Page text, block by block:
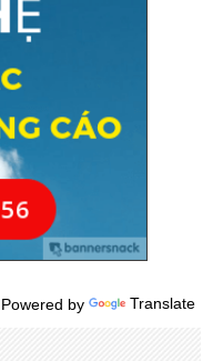
Powered by Translate